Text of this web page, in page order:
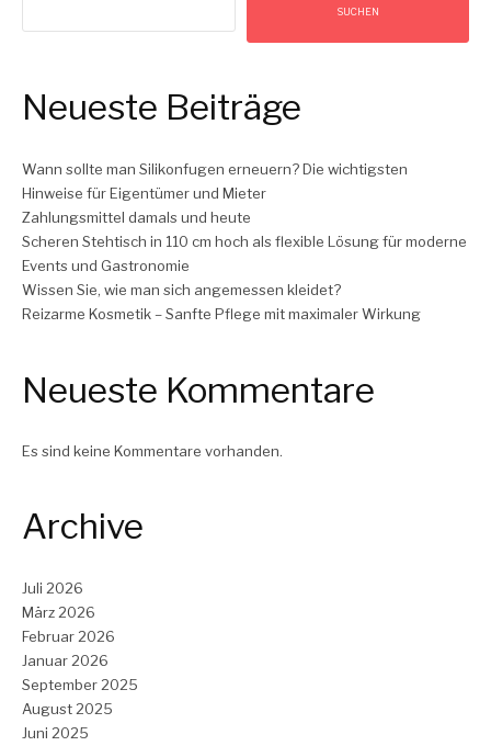
SUCHEN
Neueste Beiträge
Wann sollte man Silikonfugen erneuern? Die wichtigsten
Hinweise für Eigentümer und Mieter
Zahlungsmittel damals und heute
Scheren Stehtisch in 110 cm hoch als flexible Lösung für moderne
Events und Gastronomie
Wissen Sie, wie man sich angemessen kleidet?
Reizarme Kosmetik – Sanfte Pflege mit maximaler Wirkung
Neueste Kommentare
Es sind keine Kommentare vorhanden.
Archive
Juli 2026
März 2026
Februar 2026
Januar 2026
September 2025
August 2025
Juni 2025